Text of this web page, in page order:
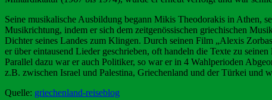
Seine musikalische Ausbildung begann Mikis Theodorakis in Athen,
Musikrichtung, indem er sich dem zeitgenössischen griechischen
Dichter seines Landes zum Klingen. Durch seinen Film „Alexis
er über eintausend Lieder geschrieben, oft handeln die Texte zu
Parallel dazu war er auch Politiker, so war er in 4 Wahlperioden
z.B. zwischen Israel und Palestina, Griechenland und der Türkei und
Quelle: griechenland-reiseblog